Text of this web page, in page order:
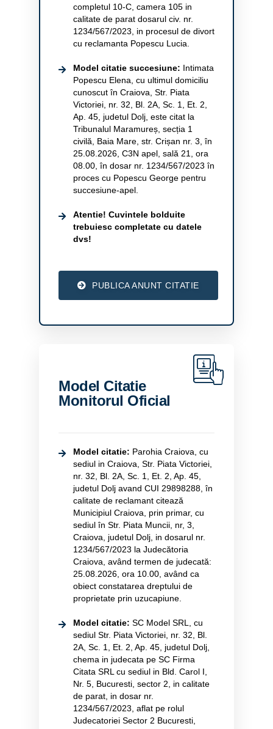
completul 10-C, camera 105 in
calitate de parat dosarul civ. nr.
1234/567/2023, in procesul de divort
cu reclamanta Popescu Lucia.
Model citatie succesiune: Intimata
Popescu Elena, cu ultimul domiciliu
cunoscut în Craiova, Str. Piata
Victoriei, nr. 32, Bl. 2A, Sc. 1, Et. 2,
Ap. 45, judetul Dolj, este citat la
Tribunalul Maramureș, secția 1
civilă, Baia Mare, str. Crișan nr. 3, în
25.08.2026, C3N apel, sală 21, ora
08.00, în dosar nr. 1234/567/2023 în
proces cu Popescu George pentru
succesiune-apel.
Atentie! Cuvintele bolduite
trebuiesc completate cu datele
dvs!
PUBLICA ANUNT CITATIE
Model Citatie
Monitorul Oficial
Model citatie: Parohia Craiova, cu
sediul in Craiova, Str. Piata Victoriei,
nr. 32, Bl. 2A, Sc. 1, Et. 2, Ap. 45,
judetul Dolj avand CUI 29898288, în
calitate de reclamant citează
Municipiul Craiova, prin primar, cu
sediul în Str. Piata Muncii, nr, 3,
Craiova, judetul Dolj, in dosarul nr.
1234/567/2023 la Judecătoria
Craiova, având termen de judecată:
25.08.2026, ora 10.00, având ca
obiect constatarea dreptului de
proprietate prin uzucapiune.
Model citatie: SC Model SRL, cu
sediul Str. Piata Victoriei, nr. 32, Bl.
2A, Sc. 1, Et. 2, Ap. 45, judetul Dolj,
chema in judecata pe SC Firma
Citata SRL cu sediul in Bld. Carol I,
Nr. 5, Bucuresti, sector 2, in calitate
de parat, in dosar nr.
1234/567/2023, aflat pe rolul
Judecatoriei Sector 2 Bucuresti,